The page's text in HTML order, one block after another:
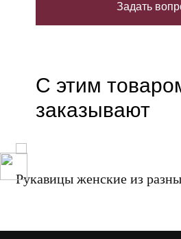
Задать
С этим
заказывают
Рукавицы женские из